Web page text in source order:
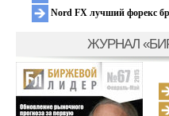
Nord FX лучший форекс
ЖУРНАЛ